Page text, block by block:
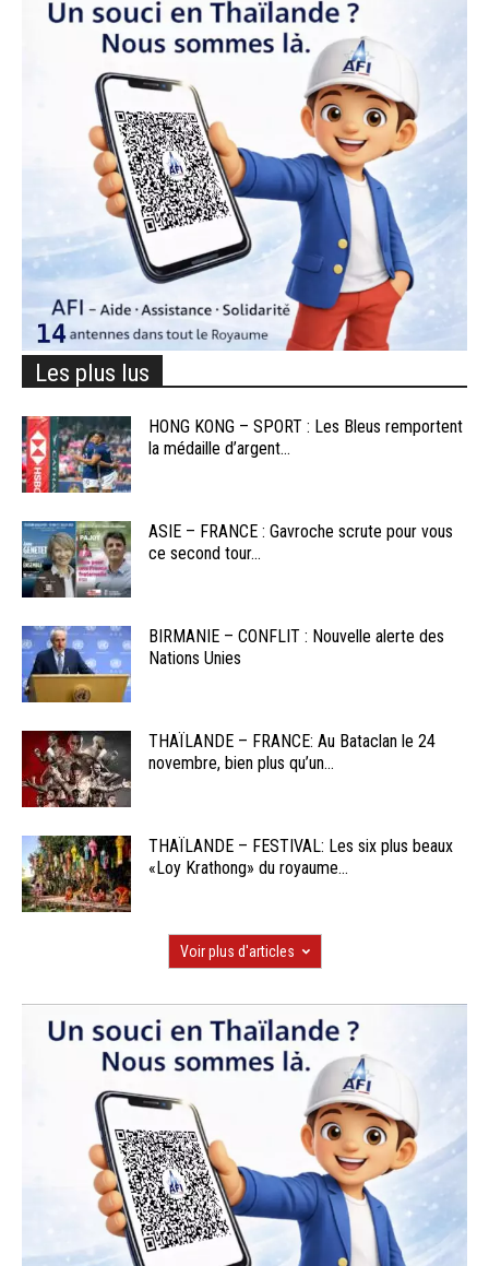
Les plus lus
HONG KONG – SPORT : Les Bleus remportent
la médaille d’argent...
ASIE – FRANCE : Gavroche scrute pour vous
ce second tour...
BIRMANIE – CONFLIT : Nouvelle alerte des
Nations Unies
THAÏLANDE – FRANCE: Au Bataclan le 24
novembre, bien plus qu’un...
THAÏLANDE – FESTIVAL: Les six plus beaux
«Loy Krathong» du royaume...
Voir plus d'articles